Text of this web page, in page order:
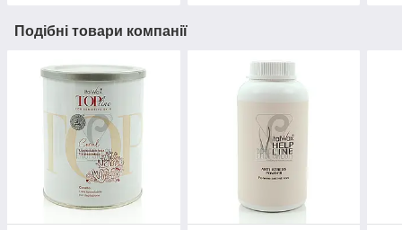
Подібні товари компанії